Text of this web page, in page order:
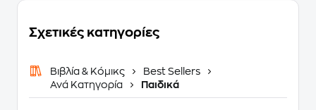
Σχετικές κατηγορίες
Βιβλία & Κόμικς
Best Sellers
Ανά Κατηγορία
Παιδικά